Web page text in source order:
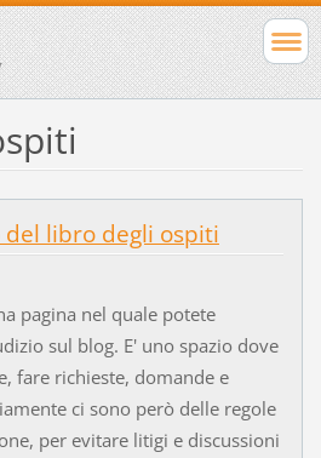
libro degli ospiti
pagina nel quale potete
sul blog. E' uno spazio dove
fare richieste, domande e
ci sono però delle regole
per evitare litigi e discussioni